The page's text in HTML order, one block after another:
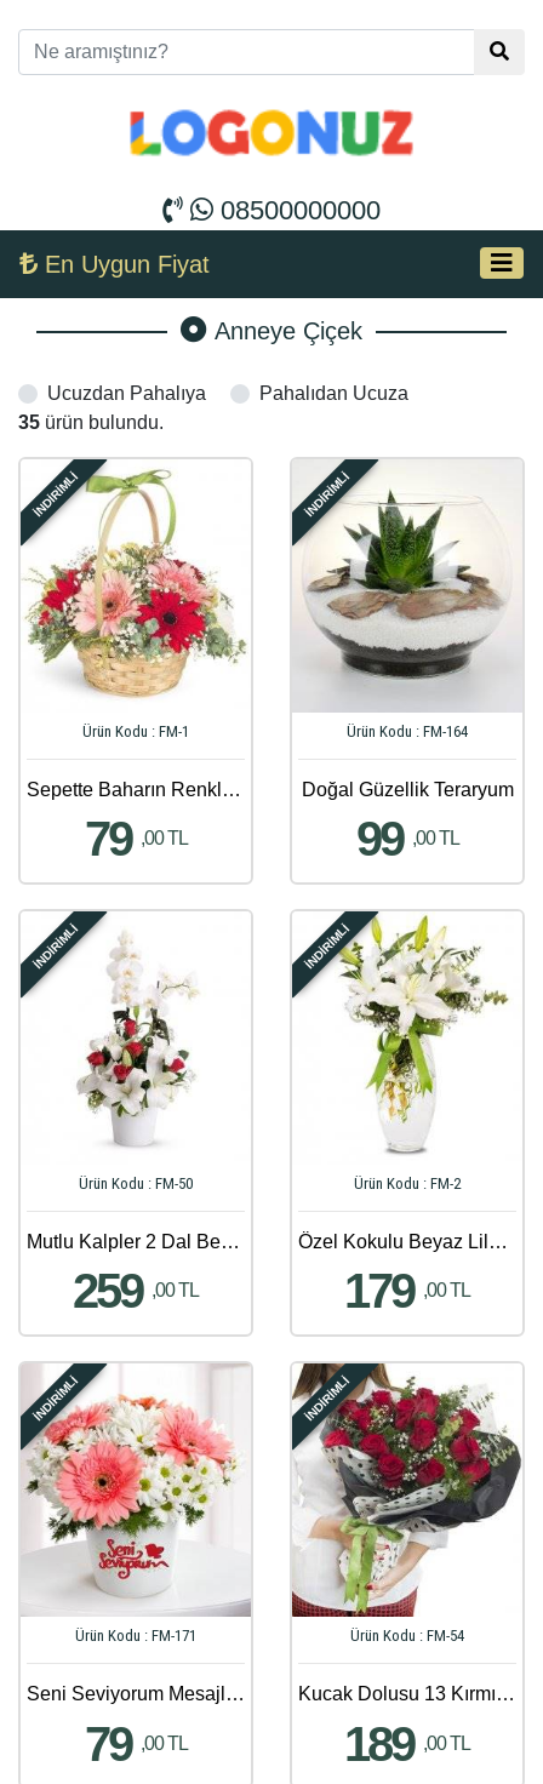
08500000000
En Uygun Fiyat
Anneye Çiçek
Ucuzdan Pahalıya
Pahalıdan Ucuza
35 ürün bulundu.
İNDİRİMLİ
Ürün Kodu : FM-1
Sepette Baharın Renkli Çiçekleri
79 ,00 TL
İNDİRİMLİ
Ürün Kodu : FM-164
Doğal Güzellik Teraryum
99 ,00 TL
İNDİRİMLİ
Ürün Kodu : FM-50
Mutlu Kalpler 2 Dal Beyaz Orkide Aranjmanı
259 ,00 TL
İNDİRİMLİ
Ürün Kodu : FM-2
Özel Kokulu Beyaz Lilyum Aranjmanı
179 ,00 TL
İNDİRİMLİ
Ürün Kodu : FM-171
Seni Seviyorum Mesajlı Gerbera ve Papatya Aranjmanı
79 ,00 TL
İNDİRİMLİ
Ürün Kodu : FM-54
Kucak Dolusu 13 Kırmızı Gül Buketi
189 ,00 TL